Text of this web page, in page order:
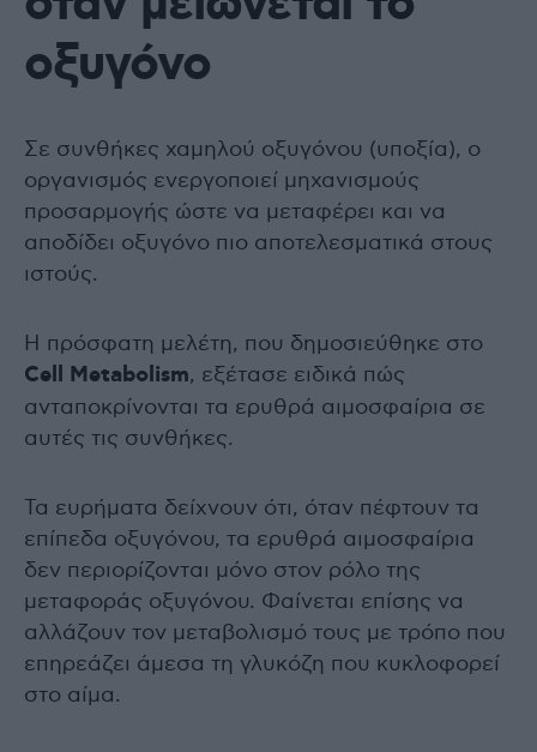
οξυγόνο
Σε συνθήκες χαμηλού οξυγόνου (υποξία), ο
οργανισμός ενεργοποιεί μηχανισμούς
προσαρμογής ώστε να μεταφέρει και να
αποδίδει οξυγόνο πιο αποτελεσματικά στους
ιστούς.
Η πρόσφατη μελέτη, που δημοσιεύθηκε στο
Cell Metabolism, εξέτασε ειδικά πώς
ανταποκρίνονται τα ερυθρά αιμοσφαίρια σε
αυτές τις συνθήκες.
Τα ευρήματα δείχνουν ότι, όταν πέφτουν τα
επίπεδα οξυγόνου, τα ερυθρά αιμοσφαίρια
δεν περιορίζονται μόνο στον ρόλο της
μεταφοράς οξυγόνου. Φαίνεται επίσης να
αλλάζουν τον μεταβολισμό τους με τρόπο που
επηρεάζει άμεσα τη γλυκόζη που κυκλοφορεί
στο αίμα.